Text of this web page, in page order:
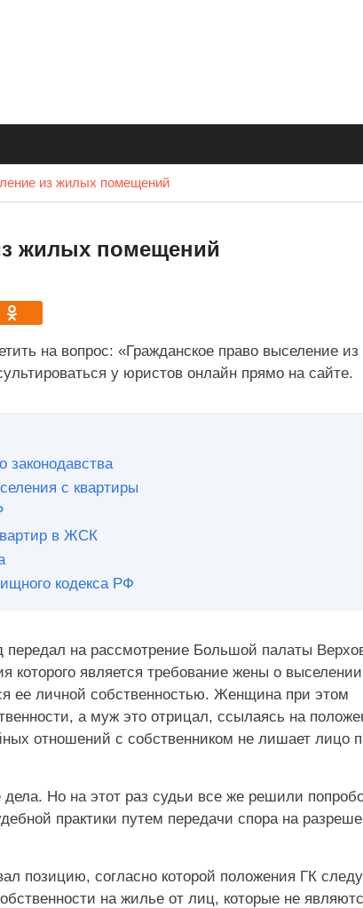
из жилых помещений
жилых помещений
на вопрос: «Гражданское право выселение
у юристов онлайн прямо на сайте.
законодавства
с квартиры
в ЖСК
кодекса РФ
передал на рассмотрение Большой палаты
является требование жены о
ее личной собственностью. Женщина при этом
а муж это отрицал, ссылаясь на
отношений с собственником не лишает лицо
Но на этот раз судьи все же решили
практики путем передачи спора на
позицию, согласно которой положения ГК
на жилье от лиц, которые не